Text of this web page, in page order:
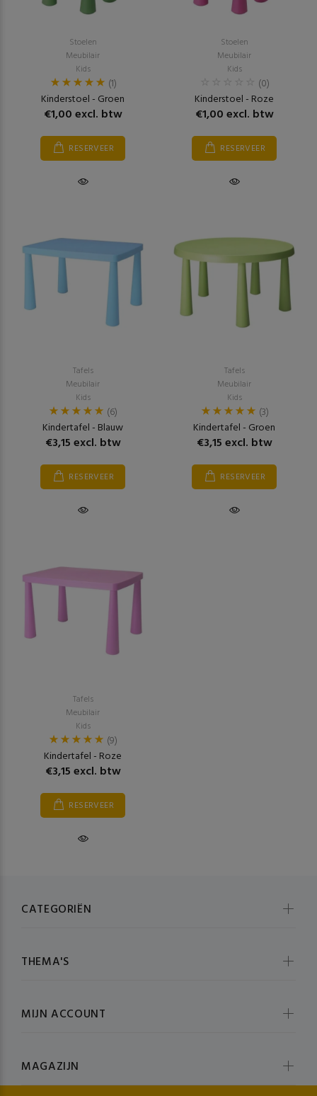
Stoelen
Meubilair
Kids
(1)
Kinderstoel - Groen
€1,00 excl. btw
RESERVEER
Stoelen
Meubilair
Kids
(0)
Kinderstoel - Roze
€1,00 excl. btw
RESERVEER
Tafels
Meubilair
Kids
(6)
Kindertafel - Blauw
€3,15 excl. btw
RESERVEER
Tafels
Meubilair
Kids
(3)
Kindertafel - Groen
€3,15 excl. btw
RESERVEER
Tafels
Meubilair
Kids
(9)
Kindertafel - Roze
€3,15 excl. btw
RESERVEER
CATEGORIËN
THEMA'S
MIJN ACCOUNT
MAGAZIJN